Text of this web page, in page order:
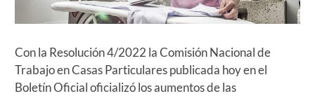
Con la Resolución 4/2022 la Comisión Nacional de
Trabajo en Casas Particulares publicada hoy en el
Boletín Oficial oficializó los aumentos de las